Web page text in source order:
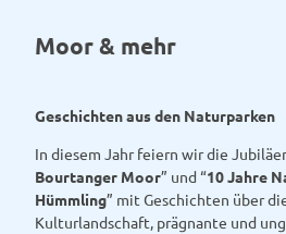
Moor & mehr
Geschichten aus den Naturparken
In diesem Jahr feiern wir die
Bourtanger Moor” und “10 Jahre
Hümmling” mit Geschichten über
Kulturlandschaft, prägnante und